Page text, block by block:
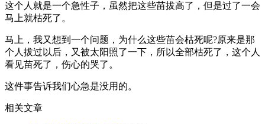
这个人就是一个急性子，虽然把这些苗拔高了，但是过了一会
马上就枯死了。
马上，我又想到一个问题，为什么这些苗会枯死呢?原来是那
个人拔过以后，又被太阳照了一下，所以全部枯死了，这个人
看见苗死了，伤心的哭了。
这件事告诉我们心急是没用的。
相关文章